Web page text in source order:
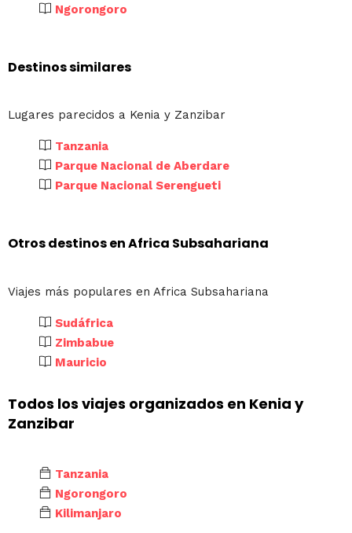
Ngorongoro
Destinos similares
Lugares parecidos a Kenia y Zanzibar
Tanzania
Parque Nacional de Aberdare
Parque Nacional Serengueti
Otros destinos en Africa Subsahariana
Viajes más populares en Africa Subsahariana
Sudáfrica
Zimbabue
Mauricio
Todos los viajes organizados en Kenia y
Zanzibar
Tanzania
Ngorongoro
Kilimanjaro